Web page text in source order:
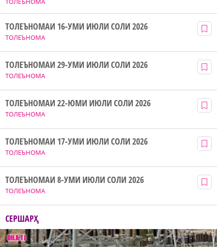
ТОЛЕЪНОМА
ТОЛЕЪНОМАИ 16-УМИ ИЮЛИ СОЛИ 2026
ТОЛЕЪНОМА
ТОЛЕЪНОМАИ 29-УМИ ИЮЛИ СОЛИ 2026
ТОЛЕЪНОМА
ТОЛЕЪНОМАИ 22-ЮМИ ИЮЛИ СОЛИ 2026
ТОЛЕЪНОМА
ТОЛЕЪНОМАИ 17-УМИ ИЮЛИ СОЛИ 2026
ТОЛЕЪНОМА
ТОЛЕЪНОМАИ 8-УМИ ИЮЛИ СОЛИ 2026
СЕРШАРҲ